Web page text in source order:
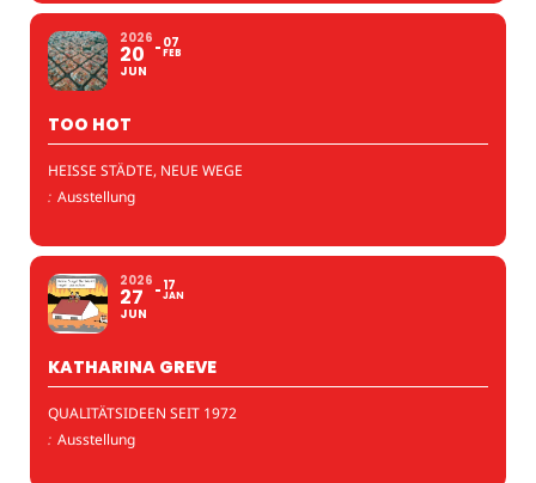
2026
20
JUN
07
FEB
TOO HOT
HEISSE STÄDTE, NEUE WEGE
: Ausstellung
2026
27
JUN
17
JAN
KATHARINA GREVE
QUALITÄTSIDEEN SEIT 1972
: Ausstellung